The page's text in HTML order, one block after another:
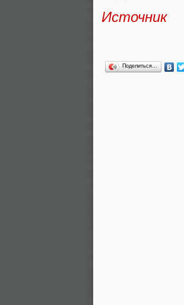
Источник
Поделиться…